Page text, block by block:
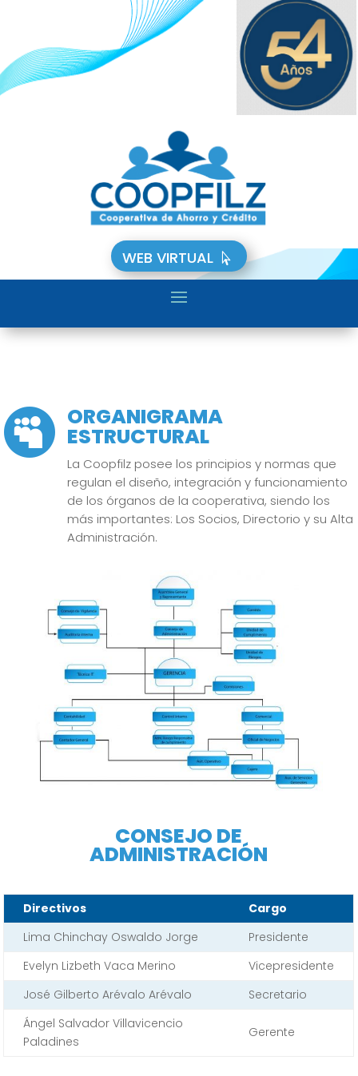
WEB VIRTUAL
 ORGANIGRAMA
ESTRUCTURAL
La Coopfilz posee los principios y normas que
regulan el diseño, integración y funcionamiento
de los órganos de la cooperativa, siendo los
más importantes: Los Socios, Directorio y su Alta
Administración.
CONSEJO DE
ADMINISTRACIÓN
Directivos
Cargo
Lima Chinchay Oswaldo Jorge
Presidente
Evelyn Lizbeth Vaca Merino
Vicepresidente
José Gilberto Arévalo Arévalo
Secretario
Ángel Salvador Villavicencio
Paladines
Gerente